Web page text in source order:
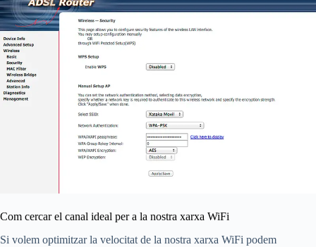
Com cercar el canal ideal per a la nostra xarxa WiFi
Si volem optimitzar la velocitat de la nostra xarxa WiFi podem